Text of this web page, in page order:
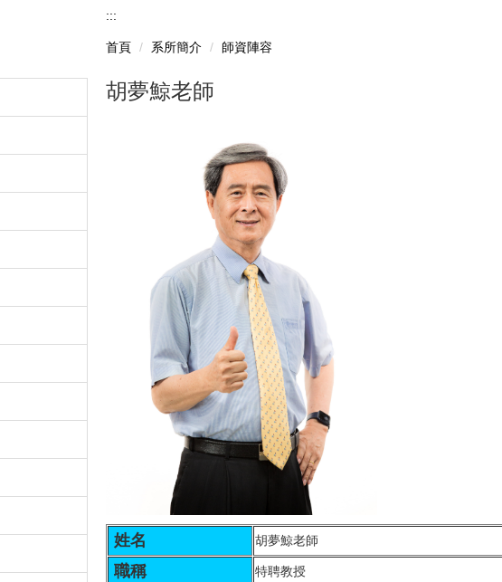
:::
首頁 系所簡介 師資陣容
胡夢鯨老師
姓名 胡夢鯨老師
職稱 特聘教授